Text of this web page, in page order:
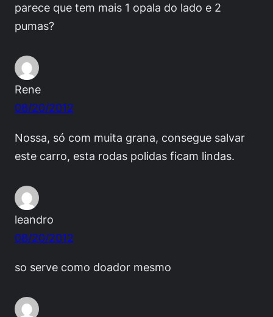
parece que tem mais 1 opala do lado e 2
pumas?
Rene
08/20/2012
Nossa, só com muita grana, consegue salvar
este carro, esta rodas polidas ficam lindas.
leandro
08/20/2012
so serve como doador mesmo